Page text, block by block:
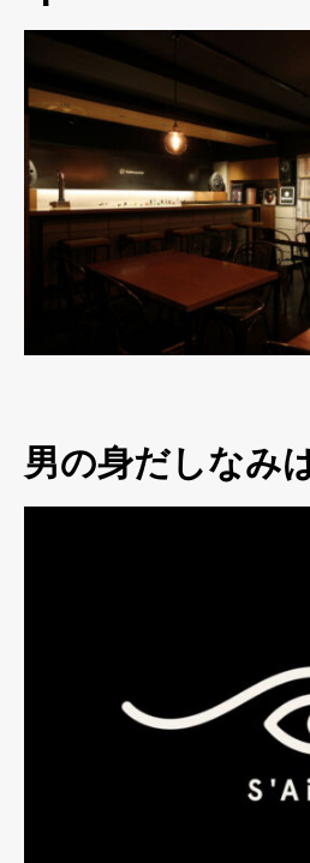
男の身だしなみ